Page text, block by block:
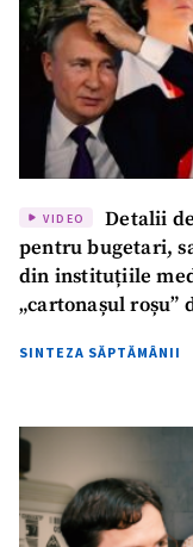
VIDEO
Detalii
pentru bugetari,
din instituțiile
„cartonașul roșu”
SINTEZA SĂPTĂMÂNII
Sursă
Nume
+
+
Telefon
+
Am citit
acord cu